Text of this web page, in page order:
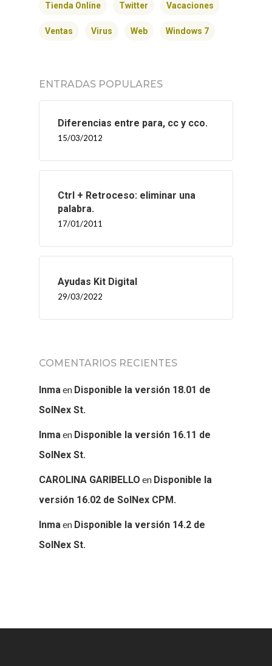
Tienda Online Twitter Vacaciones
Ventas Virus Web Windows 7
ENTRADAS POPULARES
Diferencias entre para, cc y cco.
15/03/2012
Ctrl + Retroceso: eliminar una
palabra.
17/01/2011
Ayudas Kit Digital
29/03/2022
COMENTARIOS RECIENTES
Inmaen Disponible la versión 18.01 de
SolNex St.
Inmaen Disponible la versión 16.11 de
SolNex St.
CAROLINA GARIBELLO en Disponible la
versión 16.02 de SolNex CPM.
Inmaen Disponible la versión 14.2 de
SolNex St.
INICIO
SERVICIOS